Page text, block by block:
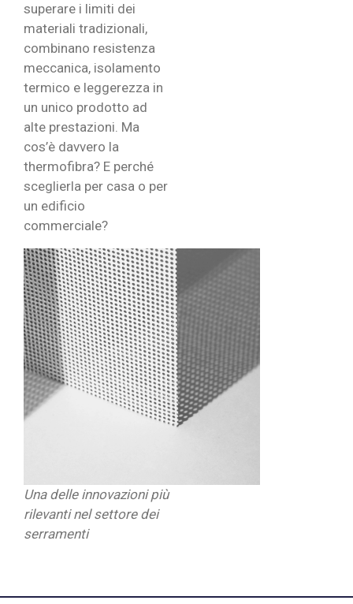
superare i limiti dei
materiali tradizionali,
combinano resistenza
meccanica, isolamento
termico e leggerezza in
un unico prodotto ad
alte prestazioni. Ma
cos’è davvero la
thermofibra? E perché
sceglierla per casa o per
un edificio
commerciale?
Una delle innovazioni più
rilevanti nel settore dei
serramenti